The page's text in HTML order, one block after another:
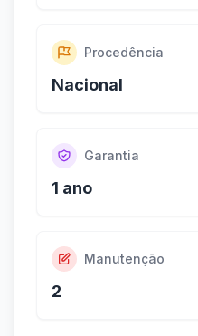
Procedência
Nacional
Garantia
1 ano
Manutenção
2